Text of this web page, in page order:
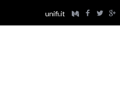
unifi.it